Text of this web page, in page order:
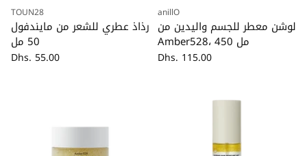
كمية TOUN28
رذاذ عطري للشعر من مايندفول
50 مل
Dhs. 55.00
كمية anillO
لوشن معطر للجسم واليدين من
Amber528، 450 مل
Dhs. 115.00